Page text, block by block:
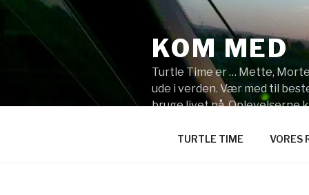
Videre
indhold
KOM MED
Turtle Time er … Mette,
ude i verden. Vær med til
bruge livet på. Oplevelserne
TURTLE TIME VORES